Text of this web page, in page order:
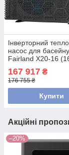
Інверторний
насос для
Fairland X20-16
167 917 ₴
176 755 ₴
Купити
Акційні
–20%